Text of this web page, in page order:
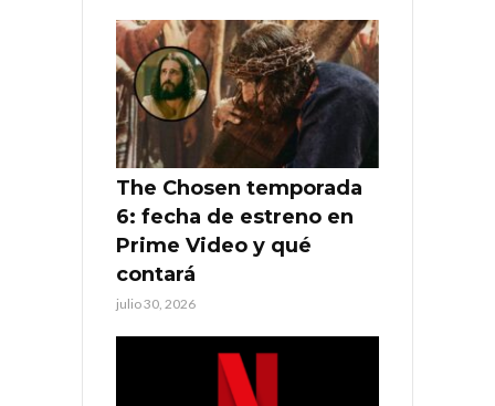
The Chosen temporada
6: fecha de estreno en
Prime Video y qué
contará
julio 30, 2026